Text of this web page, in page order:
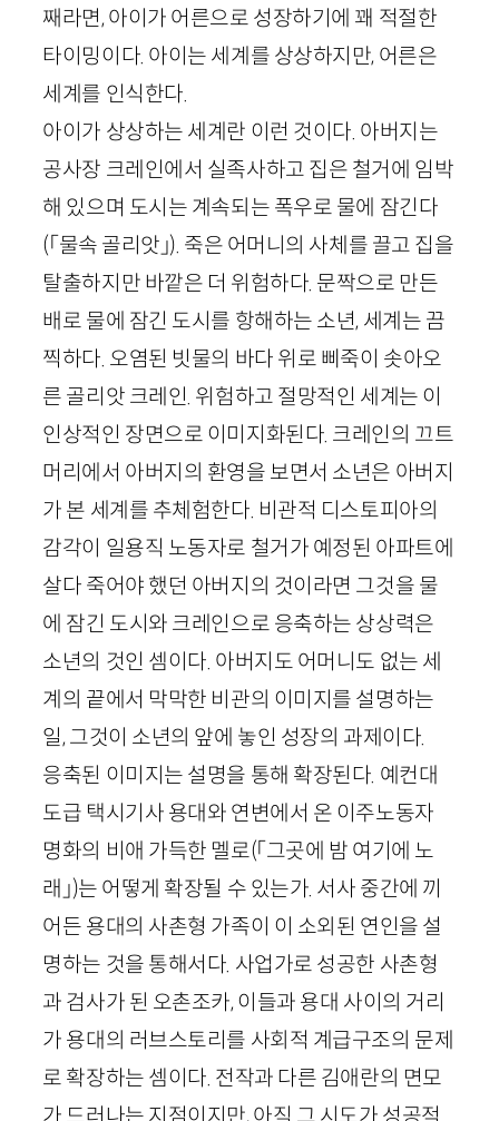
째라면, 아이가 어른으로 성장하기에 꽤 적절한
타이밍이다. 아이는 세계를 상상하지만, 어른은
세계를 인식한다.
아이가 상상하는 세계란 이런 것이다. 아버지는
공사장 크레인에서 실족사하고 집은 철거에 임박
해 있으며 도시는 계속되는 폭우로 물에 잠긴다
(「 물속 골리앗 」). 죽은 어머니의 사체를 끌고 집을
탈출하지만 바깥은 더 위험하다. 문짝으로 만든
배로 물에 잠긴 도시를 항해하는 소년, 세계는 끔
찍하다. 오염된 빗물의 바다 위로 삐죽이 솟아오
른 골리앗 크레인. 위험하고 절망적인 세계는 이
인상적인 장면으로 이미지화된다. 크레인의 끄트
머리에서 아버지의 환영을 보면서 소년은 아버지
가 본 세계를 추체험한다. 비관적 디스토피아의
감각이 일용직 노동자로 철거가 예정된 아파트에
살다 죽어야 했던 아버지의 것이라면 그것을 물
에 잠긴 도시와 크레인으로 응축하는 상상력은
소년의 것인 셈이다. 아버지도 어머니도 없는 세
계의 끝에서 막막한 비관의 이미지를 설명하는
일, 그것이 소년의 앞에 놓인 성장의 과제이다.
응축된 이미지는 설명을 통해 확장된다. 예컨대
도급 택시기사 용대와 연변에서 온 이주노동자
명화의 비애 가득한 멜로(「 그곳에 밤 여기에 노
래 」)는 어떻게 확장될 수 있는가. 서사 중간에 끼
어든 용대의 사촌형 가족이 이 소외된 연인을 설
명하는 것을 통해서다. 사업가로 성공한 사촌형
과 검사가 된 오촌조카, 이들과 용대 사이의 거리
가 용대의 러브스토리를 사회적 계급구조의 문제
로 확장하는 셈이다. 전작과 다른 김애란의 면모